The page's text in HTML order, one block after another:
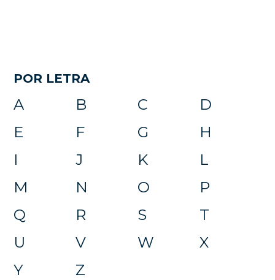
POR LETRA
A B C
D
E
F G
H
I
J K
L
M
N O
P
Q
R S
T
U
V W
X
Y
Z